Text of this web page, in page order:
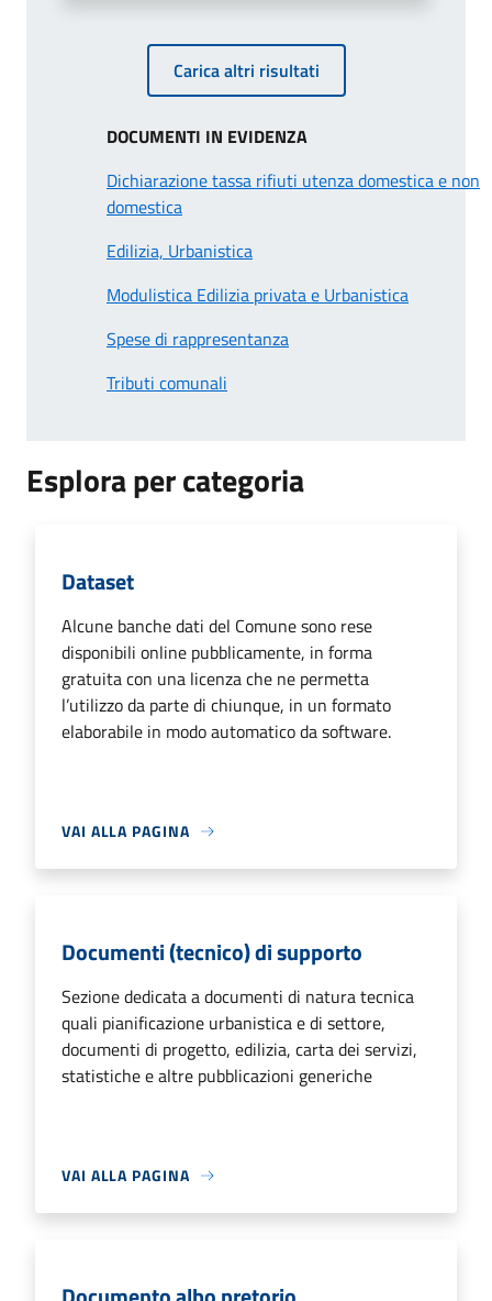
Carica altri risultati
DOCUMENTI IN EVIDENZA
Dichiarazione tassa rifiuti utenza domestica e non
domestica
Edilizia, Urbanistica
Modulistica Edilizia privata e Urbanistica
Spese di rappresentanza
Tributi comunali
Esplora per categoria
Dataset
Alcune banche dati del Comune sono rese
disponibili online pubblicamente, in forma
gratuita con una licenza che ne permetta
l’utilizzo da parte di chiunque, in un formato
elaborabile in modo automatico da software.
VAI ALLA PAGINA
Documenti (tecnico) di supporto
Sezione dedicata a documenti di natura tecnica
quali pianificazione urbanistica e di settore,
documenti di progetto, edilizia, carta dei servizi,
statistiche e altre pubblicazioni generiche
VAI ALLA PAGINA